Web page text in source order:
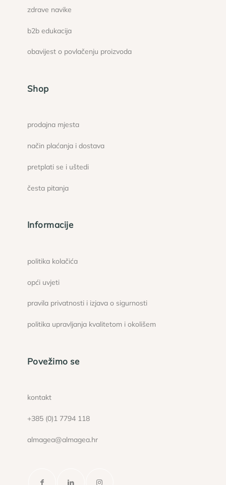
zdrave navike
b2b edukacija
obavijest o povlačenju proizvoda
Shop
prodajna mjesta
način plaćanja i dostava
pretplati se i uštedi
česta pitanja
Informacije
politika kolačića
opći uvjeti
pravila privatnosti i izjava o sigurnosti
politika upravljanja kvalitetom i okolišem
Povežimo se
kontakt
+385 (0)1 7794 118
almagea@almagea.hr